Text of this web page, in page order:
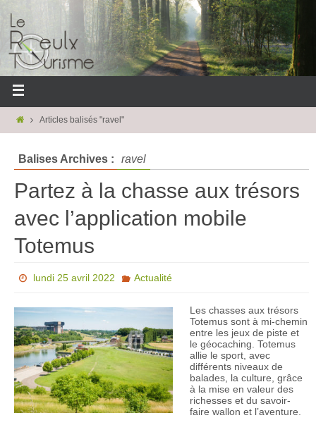
Articles balisés "ravel"
Balises Archives : ravel
Partez à la chasse aux trésors
avec l’application mobile
Totemus
lundi 25 avril 2022 Actualité
Les chasses aux trésors
Totemus sont à mi-chemin
entre les jeux de piste et
le géocaching. Totemus
allie le sport, avec
différents niveaux de
balades, la culture, grâce
à la mise en valeur des
richesses et du savoir-
faire wallon et l’aventure.